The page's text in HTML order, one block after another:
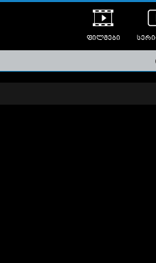
ფილმები
თრეილერები